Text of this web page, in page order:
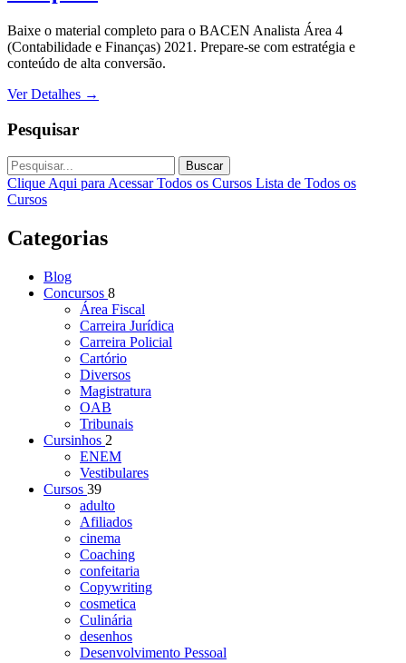
Baixe o material completo para o BACEN Analista Área 4
(Contabilidade e Finanças) 2021. Prepare-se com estratégia e
conteúdo de alta conversão.
Ver Detalhes →
Pesquisar
Buscar
Clique Aqui para Acessar Todos os Cursos Lista de Todos os
Cursos
Categorias
Blog
Concursos 8
Área Fiscal
Carreira Jurídica
Carreira Policial
Cartório
Diversos
Magistratura
OAB
Tribunais
Cursinhos 2
ENEM
Vestibulares
Cursos 39
adulto
Afiliados
cinema
Coaching
confeitaria
Copywriting
cosmetica
Culinária
desenhos
Desenvolvimento Pessoal